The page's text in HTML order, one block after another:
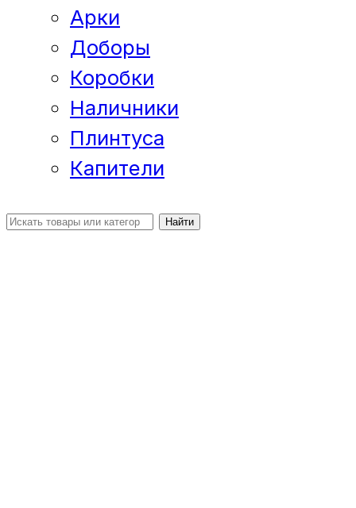
Арки
Доборы
Коробки
Наличники
Плинтуса
Капители
Найти